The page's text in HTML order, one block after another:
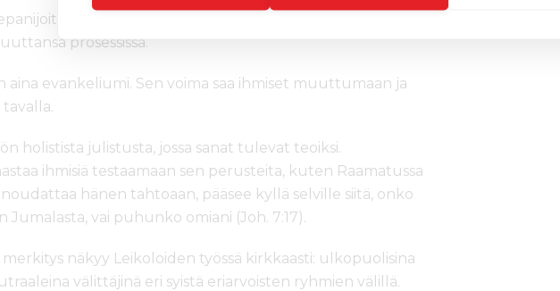
esittelijöitä ja välittäjiä, Kirsi ja Risto Leikola
prosessissa.
aina evankeliumi. Sen voima saa ihmiset muuttumaan ja
holistista julistusta, jossa sanat tulevat teoiksi.
ihmisiä testaamaan sen perusteita, kuten Raamatussa
hänen tahtoaan, pääsee kyllä selville siitä, onko
Jumalasta, vai puhunko omiani (Joh. 7:17).
näkyy Leikoloiden työssä kirkkaasti: ulkopuolisina
välittäjinä eri syistä eriarvoisten ryhmien välillä.